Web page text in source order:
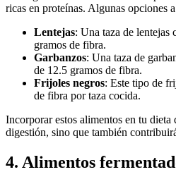
ricas en proteínas. Algunas opciones
Lentejas: Una taza de lentejas
gramos de fibra.
Garbanzos: Una taza de
de 12.5 gramos de fibra.
Frijoles negros: Este tipo de
de fibra por taza cocida.
Incorporar estos alimentos en tu
digestión, sino que también
4. Alimentos